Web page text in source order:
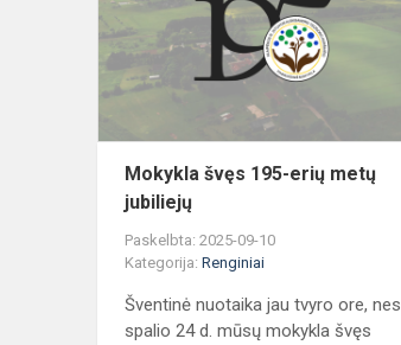
Mokykla švęs 195-erių metų
jubiliejų
Paskelbta: 2025-09-10
Kategorija: Renginiai
Šventinė nuotaika jau tvyro ore, nes
spalio 24 d. mūsų mokykla švęs